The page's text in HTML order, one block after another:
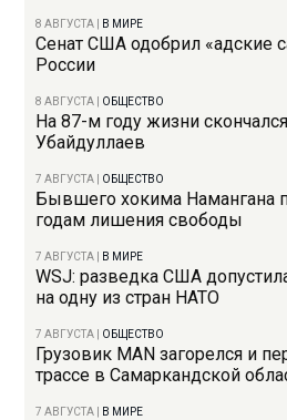
8 АВГУСТА В МИРЕ
Сенат США одобрил «адские
России
8 АВГУСТА ОБЩЕСТВО
На 87-м году жизни
Убайдуллаев
7 АВГУСТА ОБЩЕСТВО
Бывшего хокима Намангана
годам лишения свободы
7 АВГУСТА В МИРЕ
WSJ: разведка США
на одну из стран НАТО
7 АВГУСТА ОБЩЕСТВО
Грузовик MAN загорелся и
трассе в Самаркандской
7 АВГУСТА В МИРЕ